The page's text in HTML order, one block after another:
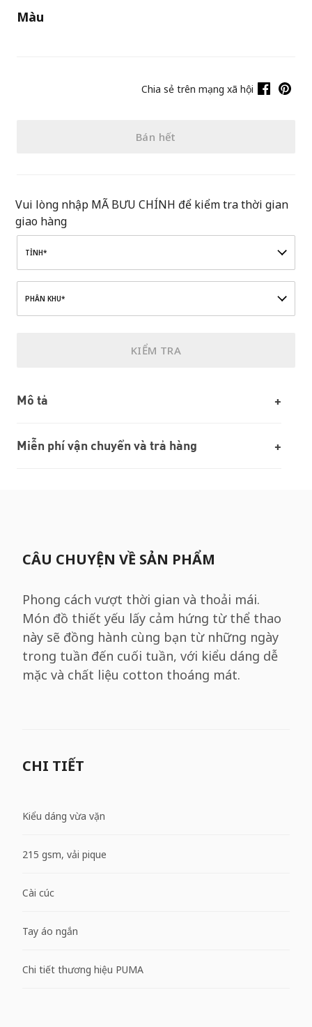
Màu
Chia sẻ trên mạng xã hội
Bán hết
Vui lòng nhập MÃ BƯU CHÍNH để kiểm tra thời gian
giao hàng
TỈNH*
PHÂN KHU*
KIỂM TRA
Mô tả
Miễn phí vận chuyển và trả hàng
CÂU CHUYỆN VỀ SẢN PHẨM
Phong cách vượt thời gian và thoải mái.
Món đồ thiết yếu lấy cảm hứng từ thể thao
này sẽ đồng hành cùng bạn từ những ngày
trong tuần đến cuối tuần, với kiểu dáng dễ
mặc và chất liệu cotton thoáng mát.
CHI TIẾT
Kiểu dáng vừa vặn
215 gsm, vải pique
Cài cúc
Tay áo ngắn
Chi tiết thương hiệu PUMA